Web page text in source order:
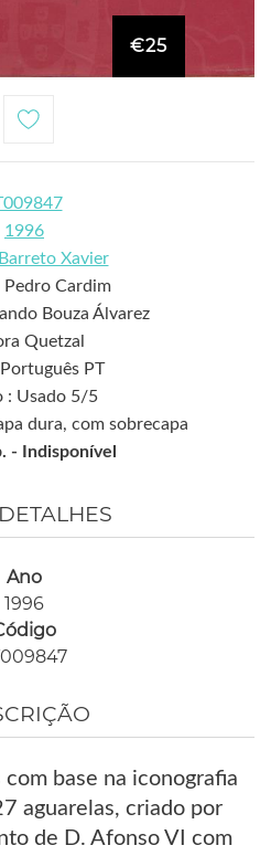
€25
1996
Xavier
Cardim
Bouza Álvarez
Quetzal
PT
: Usado 5/5
dura, com sobrecapa
-
Indisponível
Ano
1996
base na iconografia
aguarelas, criado por
de D. Afonso VI com